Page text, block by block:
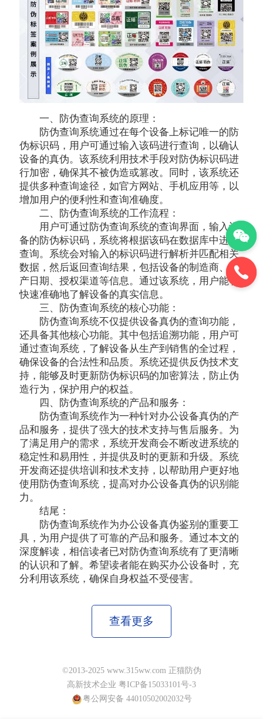
一、防伪查询系统的原理：
防伪查询系统通过在每个设备上标记唯一的防
伪标识码，用户可通过输入该码进行查询，以确认
设备的真伪。该系统利用技术手段对防伪标识码进
行加密，确保其不被伪造或篡改。同时，该系统还
提供多种查询途径，如官方网站、手机应用等，以
增加用户的便利性和查询准确度。
二、防伪查询系统的工作流程：
用户可通过防伪查询系统的查询界面，输入设
备的防伪标识码，系统将根据该码在数据库中进行
查询。系统会对输入的标识码进行解析并匹配相关
数据，然后返回查询结果，包括设备的制造商、生
产日期、授权渠道等信息。通过该系统，用户能够
快速准确地了解设备的真实信息。
三、防伪查询系统的核心功能：
防伪查询系统不仅提供设备真伪的查询功能，
还具备其他核心功能。其中包括追溯功能，用户可
通过查询系统，了解设备从生产到销售的全过程，
确保设备的合法性和品质。系统还提供反伪技术支
持，能够及时更新防伪标识码的加密算法，防止伪
造行为，保护用户的权益。
四、防伪查询系统的产品和服务：
防伪查询系统作为一种针对办公设备真伪的产
品和服务，提供了强大的技术支持与售后服务。为
了满足用户的需求，系统开发商会不断改进系统的
稳定性和易用性，并提供及时的更新和升级。系统
开发商还提供培训和技术支持，以帮助用户更好地
使用防伪查询系统，提高对办公设备真伪的识别能
力。
结尾：
防伪查询系统作为办公设备真伪鉴别的重要工
具，为用户提供了可靠的产品和服务。通过本文的
深度解读，相信读者已对防伪查询系统有了更清晰
的认识和了解。希望读者能在购买办公设备时，充
分利用该系统，确保自身权益不受侵害。
查看更多
©2013-2025 www.315ww.com 正猫防伪
高新技术企业 粤ICP备15033101号-3
粤公网安备 44010502002032号